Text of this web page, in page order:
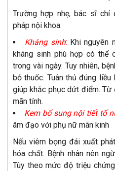
Trường hợp nhẹ, bác sĩ
pháp nội khoa:
Kháng sinh: Khi nguyên
kháng sinh phù hợp có thể
trong vài ngày. Tuy nhiên,
bỏ thuốc. Tuân thủ đúng
giúp khắc phục dứt điểm.
mãn tính.
Kem bổ sung nội tiết tố
âm đạo với phụ nữ mãn kinh
Nếu viêm bọng đái xuất
hóa chất. Bệnh nhân nên
Tùy theo mức độ triệu